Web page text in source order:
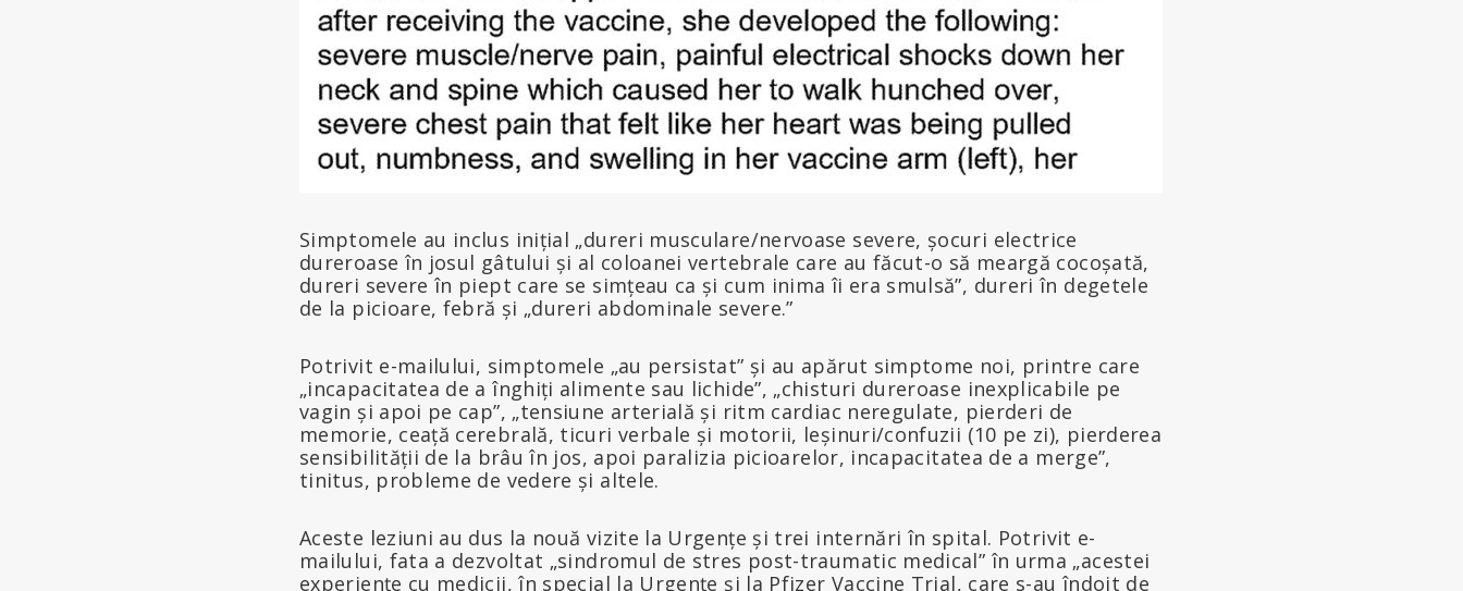
Simptomele au inclus inițial „dureri musculare/nervoase severe, șocuri electrice
dureroase în josul gâtului și al coloanei vertebrale care au făcut-o să meargă cocoșată,
dureri severe în piept care se simțeau ca și cum inima îi era smulsă”, dureri în degetele
de la picioare, febră și „dureri abdominale severe.”
Potrivit e-mailului, simptomele „au persistat” și au apărut simptome noi, printre care
„incapacitatea de a înghiți alimente sau lichide”, „chisturi dureroase inexplicabile pe
vagin și apoi pe cap”, „tensiune arterială și ritm cardiac neregulate, pierderi de
memorie, ceață cerebrală, ticuri verbale și motorii, leșinuri/confuzii (10 pe zi), pierderea
sensibilității de la brâu în jos, apoi paralizia picioarelor, incapacitatea de a merge”,
tinitus, probleme de vedere și altele.
Aceste leziuni au dus la nouă vizite la Urgențe și trei internări în spital. Potrivit e-
mailului, fata a dezvoltat „sindromul de stres post-traumatic medical” în urma „acestei
experiențe cu medicii, în special la Urgențe și la Pfizer Vaccine Trial, care s-au îndoit de